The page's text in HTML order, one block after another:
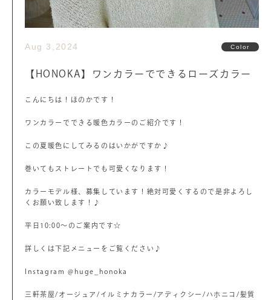
Aug 3,2024 Color
【HONOKA】ワンカラーでできるローズカラー
こんにちは！ほのかです！
ワンカラーでできる暖色カラーのご紹介です！
この夏暖色にしてみるのはいかがですか♪
巻いてもストレートでも可愛くなります！
カラーモデル様、募集しています！絶対可愛くするので是非よろし
くお願い致します！♪
平日10:00〜のご案内です☆
詳しくは下記メニューをご覧ください♪
Instagram @huge_honoka
三軒茶屋/オージュア/イルミナカラー/アディクシー/ハホニコ/髪質